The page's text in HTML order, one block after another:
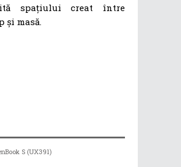
spațiului creat între
și masă.
S (UX391)